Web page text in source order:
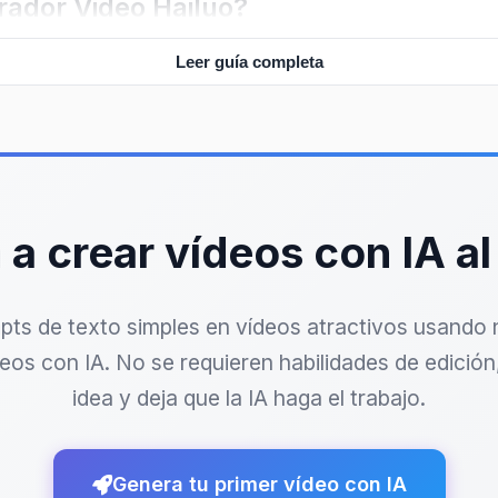
Video Hailuo?
a video; es una plataforma que entiende el
"una persona caminando por una playa
extremadamente eficiente para quien necesita
visuales de conceptos complejos sin
Leer guía completa
a crear vídeos con IA
de texto simples en vídeos atractivos usando
con IA. No se requieren habilidades de
idea y deja que la IA haga el trabajo.
Genera tu primer vídeo con IA